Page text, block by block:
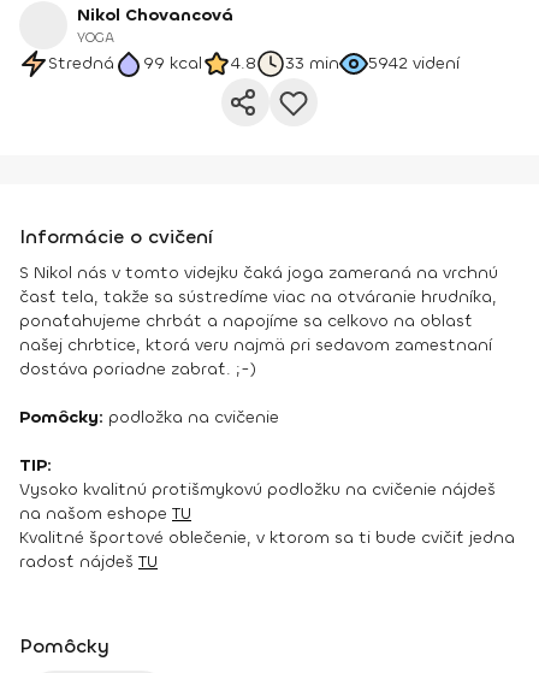
Nikol Chovancová
YOGA
Stredná 99 kcal 4.8 33 min 5942 videní
Informácie o cvičení
S Nikol nás v tomto videjku čaká joga zameraná na vrchnú
časť tela, takže sa sústredíme viac na otváranie hrudníka,
ponaťahujeme chrbát a napojíme sa celkovo na oblasť
našej chrbtice, ktorá veru najmä pri sedavom zamestnaní
dostáva poriadne zabrať. ;-)
Pomôcky: podložka na cvičenie
TIP:
Vysoko kvalitnú protišmykovú podložku na cvičenie nájdeš
na našom eshope TU
Kvalitné športové oblečenie, v ktorom sa ti bude cvičiť jedna
radosť nájdeš TU
Pomôcky